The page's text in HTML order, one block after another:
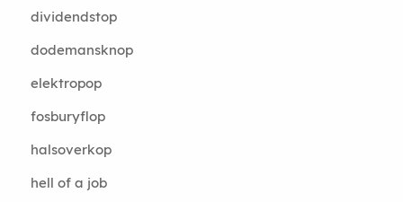
dividendstop
dodemansknop
elektropop
fosburyflop
halsoverkop
hell of a job